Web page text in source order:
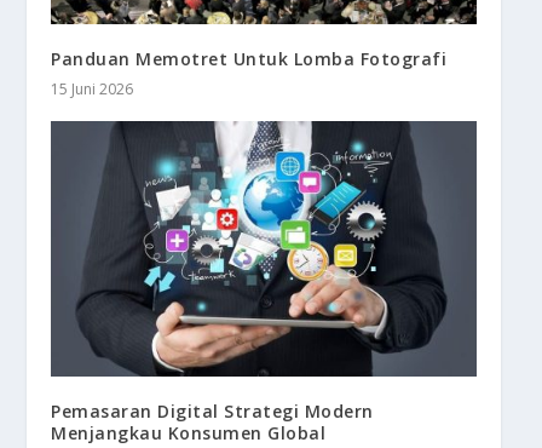
Panduan Memotret Untuk Lomba Fotografi
15 Juni 2026
Pemasaran Digital Strategi Modern
Menjangkau Konsumen Global